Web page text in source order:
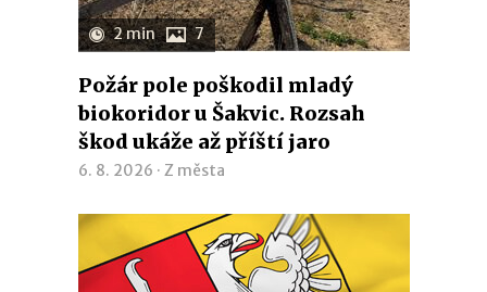
2 min 7
Požár pole poškodil mladý
biokoridor u Šakvic. Rozsah
škod ukáže až příští jaro
6. 8. 2026 · Z města